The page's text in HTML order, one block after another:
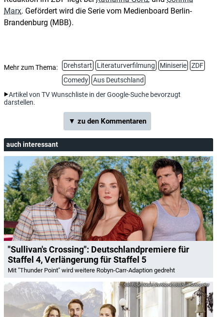
Marx. Gefördert wird die Serie vom Medienboard Berlin-
Brandenburg (MBB).
Mehr zum Thema: Drehstart Literaturverfilmung Miniserie
ZDF
Comedy
Aus Deutschland
Artikel von TV Wunschliste in der Google-Suche bevorzugt
darstellen.
▼ zu den Kommentaren
auch interessant
CTV
"Sullivan's Crossing": Deutschlandpremiere für
Staffel 4, Verlängerung für Staffel 5
Mit "Thunder Point" wird weitere Robyn-Carr-Adaption gedreht
Joyn/Marc Rehbeck/Joshua Schneider